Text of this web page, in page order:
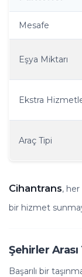
Mesafe
Eşya Miktarı
Ekstra
Araç Tipi
Cihantrans,
bir hizmet
Şehirler Arası
Başarılı bir